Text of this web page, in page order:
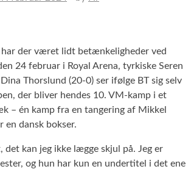
har der været lidt betænkeligheder ved
24 februar i Royal Arena, tyrkiske Seren
Thorslund (20-0) ser ifølge BT sig selv
der bliver hendes 10. VM-kamp i et
– én kamp fra en tangering af Mikkel
en dansk bokser.
det kan jeg ikke lægge skjul på. Jeg er
og hun har kun en undertitel i det ene